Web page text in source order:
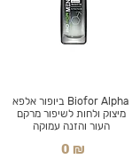
Biofor Alpha ביופור אלפא
מיצוק ולחות לשיפור מרקם
העור והזנה עמוקה
0 ₪